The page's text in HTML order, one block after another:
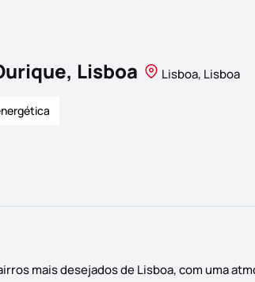
Lisboa Lisboa, Lisboa
mais desejados de Lisboa, com uma